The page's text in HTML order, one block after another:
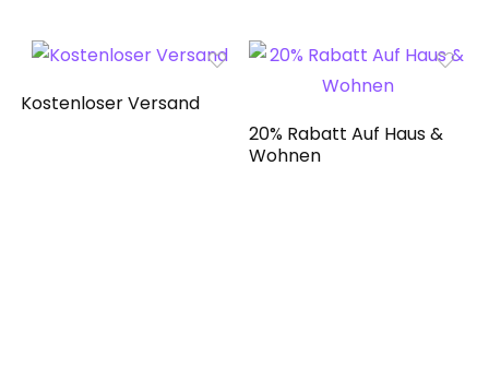
Kostenloser Versand
20% Rabatt Auf Haus &
Wohnen